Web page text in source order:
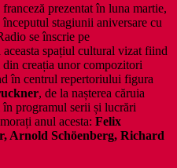
prezentat în luna martie,
începutul stagiunii aniversare cu
se înscrie pe
spațiul cultural vizat fiind
creația unor compozitori
în centrul repertoriului figura
, de la nașterea căruia
programul serii și lucrări
anul acesta: Felix
Arnold Schöenberg, Richard